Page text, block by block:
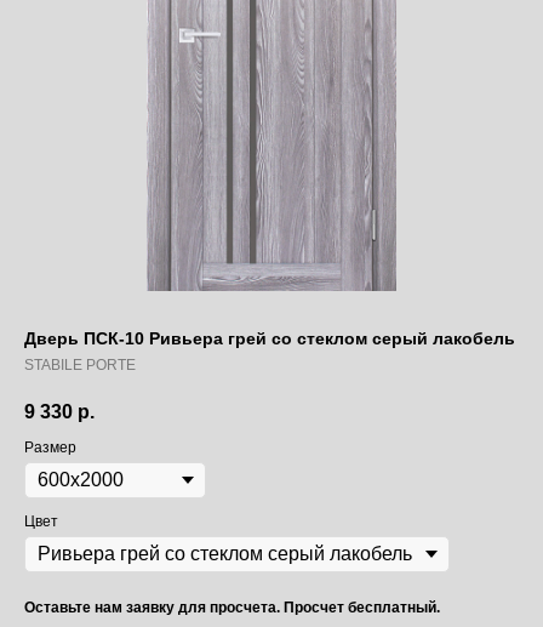
Дверь ПСК-10 Ривьера грей со стеклом серый лакобель
STABILE PORTE
9 330 р.
Размер
Цвет
Оставьте нам заявку для просчета. Просчет бесплатный.